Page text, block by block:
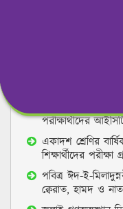
পরীক্ষার্থীদের
একাদশ শ্রেণির
শিক্ষার্থীদের
পবিত্র ঈদ-ই-
ক্বেরাত, হামদ ও